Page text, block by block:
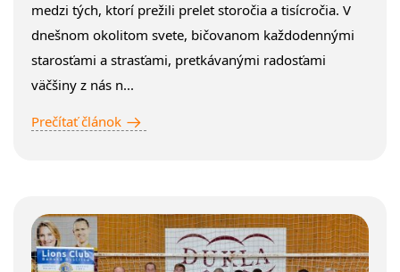
medzi tých, ktorí prežili prelet storočia a tisícročia. V
dnešnom okolitom svete, bičovanom každodennými
starosťami a strasťami, pretkávanými radosťami
väčšiny z nás n...
Prečítať článok